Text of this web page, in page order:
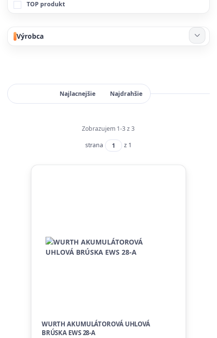
TOP produkt
Výrobca
Najlacnejšie Najdrahšie
Zobrazujem 1-3 z 3
strana z 1
WURTH AKUMULÁTOROVÁ UHLOVÁ
BRÚSKA EWS 28-A